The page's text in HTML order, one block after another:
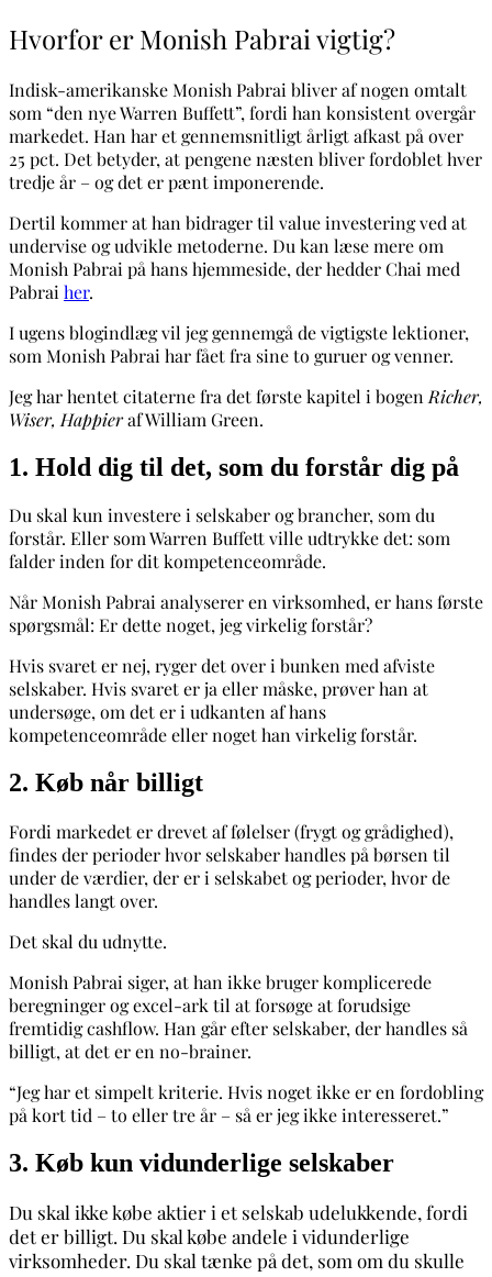
Hvorfor er Monish Pabrai vigtig?
Indisk-amerikanske Monish Pabrai bliver af nogen omtalt
som “den nye Warren Buffett”, fordi han konsistent overgår
markedet. Han har et gennemsnitligt årligt afkast på over
25 pct. Det betyder, at pengene næsten bliver fordoblet hver
tredje år – og det er pænt imponerende.
Dertil kommer at han bidrager til value investering ved at
undervise og udvikle metoderne. Du kan læse mere om
Monish Pabrai på hans hjemmeside, der hedder Chai med
Pabrai her.
I ugens blogindlæg vil jeg gennemgå de vigtigste lektioner,
som Monish Pabrai har fået fra sine to guruer og venner.
Jeg har hentet citaterne fra det første kapitel i bogen Richer,
Wiser, Happieraf William Green.
1. Hold dig til det, som du forstår dig på
Du skal kun investere i selskaber og brancher, som du
forstår. Eller som Warren Buffett ville udtrykke det: som
falder inden for dit kompetenceområde.
Når Monish Pabrai analyserer en virksomhed, er hans første
spørgsmål: Er dette noget, jeg virkelig forstår?
Hvis svaret er nej, ryger det over i bunken med afviste
selskaber. Hvis svaret er ja eller måske, prøver han at
undersøge, om det er i udkanten af hans
kompetenceområde eller noget han virkelig forstår.
2. Køb når billigt
Fordi markedet er drevet af følelser (frygt og grådighed),
findes der perioder hvor selskaber handles på børsen til
under de værdier, der er i selskabet og perioder, hvor de
handles langt over.
Det skal du udnytte.
Monish Pabrai siger, at han ikke bruger komplicerede
beregninger og excel-ark til at forsøge at forudsige
fremtidig cashflow. Han går efter selskaber, der handles så
billigt, at det er en no-brainer.
“Jeg har et simpelt kriterie. Hvis noget ikke er en fordobling
på kort tid – to eller tre år – så er jeg ikke interesseret.”
3. Køb kun vidunderlige selskaber
Du skal ikke købe aktier i et selskab udelukkende, fordi
det er billigt. Du skal købe andele i vidunderlige
virksomheder. Du skal tænke på det, som om du skulle